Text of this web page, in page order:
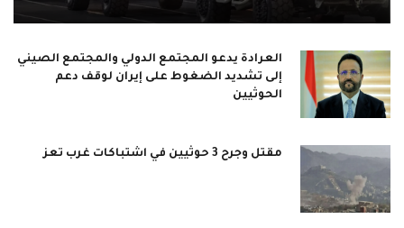
العرادة يدعو المجتمع الدولي والمجتمع الصيني
إلى تشديد الضغوط على إيران لوقف دعم
الحوثيين
مقتل وجرح 3 حوثيين في اشتباكات غرب تعز